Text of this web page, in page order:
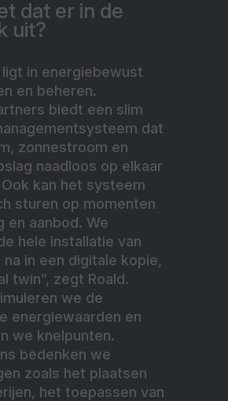
dat er in de
uit?
ligt in energiebewust
en beheren.
biedt een slim
dat
zonnestroom en
naadloos op elkaar
kan het systeem
sturen op momenten
en aanbod. We
hele installatie van
na in een digitale kopie,
twin”, zegt Roald.
we de
energiewaarden en
we knelpunten.
bedenken we
zoals het plaatsen
het toepassen van